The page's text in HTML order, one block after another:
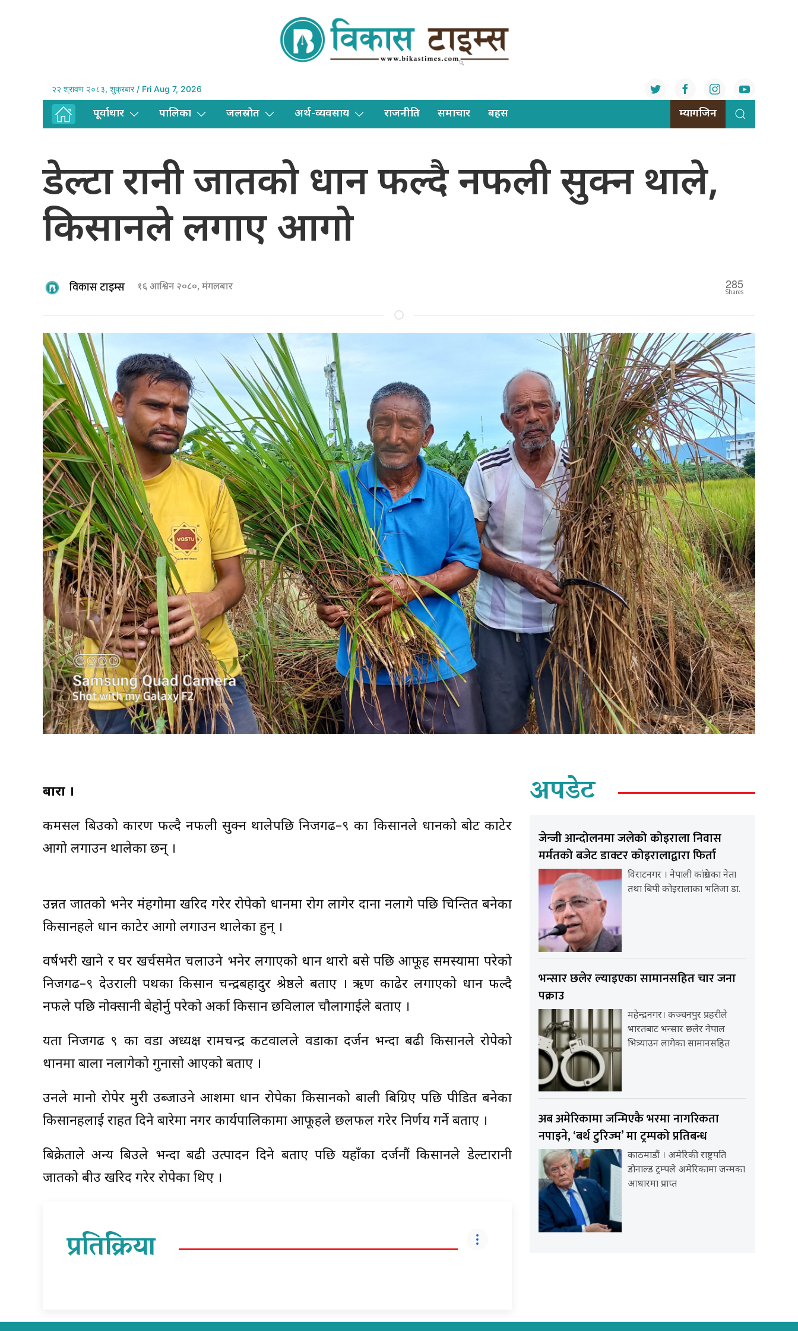
२२ श्रावण २०८३, शुक्रबार / Fri Aug 7, 2026
पूर्वाधार पालिका जलस्राेत अर्थ-व्यवसाय राजनीति समाचार बहस म्यागजिन
डेल्टा रानी जातको धान फल्दै नफली सुक्न थाले,
किसानले लगाए आगो
विकास टाइम्स १६ आश्विन २०८०, मंगलबार 285
Shares
बारा ।
कमसल बिउको कारण फल्दै नफली सुक्न थालेपछि निजगढ–९ का किसानले धानको बोट काटेर
आगो लगाउन थालेका छन् ।
उन्नत जातको भनेर मंहगोमा खरिद गरेर रोपेको धानमा रोग लागेर दाना नलागे पछि चिन्तित बनेका
किसानहरुले धान काटेर आगो लगाउन थालेका हुन् ।
वर्षभरी खाने र घर खर्चसमेत चलाउने भनेर लगाएको धान थारो बसे पछि आफूहरु समस्यामा परेको
निजगढ–९ देउराली पथका किसान चन्द्रबहादुर श्रेष्ठले बताए । ऋण काढेर लगाएको धान फल्दै
नफले पछि नोक्सानी बेहोर्नु परेको अर्का किसान छविलाल चौलागाईले बताए ।
यता निजगढ ९ का वडा अध्यक्ष रामचन्द्र कटवालले वडाका दर्जन भन्दा बढी किसानले रोपेको
धानमा बाला नलागेको गुनासो आएको बताए ।
उनले मानो रोपेर मुरी उब्जाउने आशमा धान रोपेका किसानको बाली बिग्रिए पछि पीडित बनेका
किसानहरुलाई राहत दिने बारेमा नगर कार्यपालिकामा आफूहरुले छलफल गरेर निर्णय गर्ने बताए ।
बिक्रेताले अन्य बिउले भन्दा बढी उत्पादन दिने बताए पछि यहाँका दर्जनौं किसानले डेल्टारानी
जातको बीउ खरिद गरेर रोपेका थिए ।
प्रतिक्रिया
अपडेट
जेन्जी आन्दोलनमा जलेको कोइराला निवास
मर्मतको बजेट डाक्टर कोइरालाद्वारा फिर्ता
विराटनगर । नेपाली कांग्रेसका नेता
तथा बिपी कोइरालाका भतिजा डा.
भन्सार छलेर ल्याइएका सामानसहित चार जना
पक्राउ
महेन्द्रनगर। कञ्चनपुर प्रहरीले
भारतबाट भन्सार छलेर नेपाल
भित्र्याउन लागेका सामानसहित
अब अमेरिकामा जन्मिएकै भरमा नागरिकता
नपाइने, ‘बर्थ टुरिज्म’ मा ट्रम्पको प्रतिबन्ध
काठमाडौं । अमेरिकी राष्ट्रपति
डोनाल्ड ट्रम्पले अमेरिकामा जन्मका
आधारमा प्राप्त